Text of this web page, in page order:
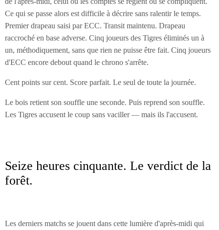
Ce qui se passe alors est difficile à décrire sans ralentir le temps.
Premier drapeau saisi par ECC. Transit maintenu. Drapeau
raccroché en base adverse. Cinq joueurs des Tigres éliminés un à
un, méthodiquement, sans que rien ne puisse être fait. Cinq joueurs
d'ECC encore debout quand le chrono s'arrête.
Cent points sur cent. Score parfait. Le seul de toute la journée.
Le bois retient son souffle une seconde. Puis reprend son souffle.
Les Tigres accusent le coup sans vaciller — mais ils l'accusent.
Seize heures cinquante. Le verdict de la
forêt.
Les derniers matchs se jouent dans cette lumière d'après-midi qui